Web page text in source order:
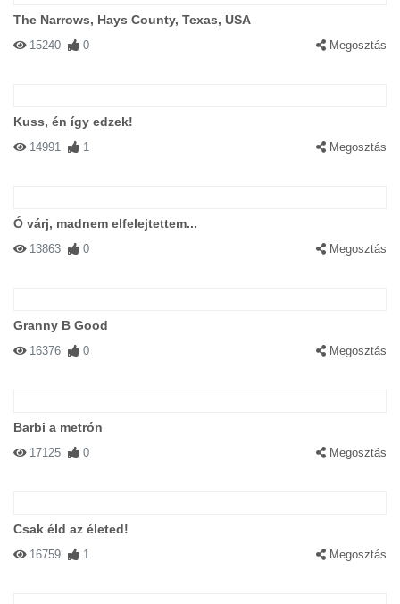
The Narrows, Hays County, Texas, USA
15240 0 Megosztás
Kuss, én így edzek!
14991 1 Megosztás
Ó várj, madnem elfelejtettem...
13863 0 Megosztás
Granny B Good
16376 0 Megosztás
Barbi a metrón
17125 0 Megosztás
Csak éld az életed!
16759 1 Megosztás